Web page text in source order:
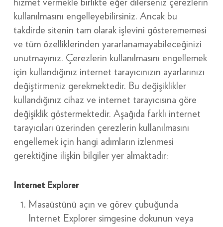
hizmet vermekle birlikte eğer dilerseniz çerezlerin
kullanılmasını engelleyebilirsiniz. Ancak bu
takdirde sitenin tam olarak işlevini gösterememesi
ve tüm özelliklerinden yararlanamayabileceğinizi
unutmayınız. Çerezlerin kullanılmasını engellemek
için kullandığınız internet tarayıcınızın ayarlarınızı
değiştirmeniz gerekmektedir. Bu değişiklikler
kullandığınız cihaz ve internet tarayıcısına göre
değişiklik göstermektedir. Aşağıda farklı internet
tarayıcıları üzerinden çerezlerin kullanılmasını
engellemek için hangi adımların izlenmesi
gerektiğine ilişkin bilgiler yer almaktadır:
Internet Explorer
Masaüstünü açın ve görev çubuğunda
Internet Explorer simgesine dokunun veya